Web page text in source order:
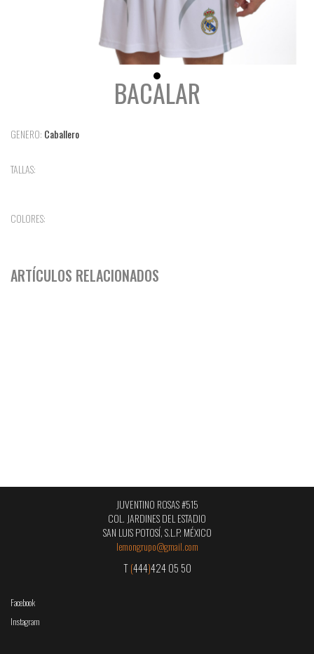
BACALAR
GENERO: Caballero
TALLAS:
COLORES:
ARTÍCULOS RELACIONADOS
JUVENTINO ROSAS #515
COL. JARDINES DEL ESTADIO
SAN LUIS POTOSÍ, S.L.P. MÉXICO
lemongrupo@gmail.com
T(444)424 05 50
Facebook
Instagram